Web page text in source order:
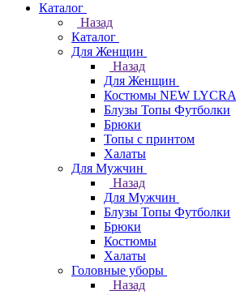
Каталог
Назад
Каталог
Для Женщин
Назад
Для Женщин
Костюмы NEW LYCRA
Блузы Топы Футболки
Брюки
Топы с принтом
Халаты
Для Мужчин
Назад
Для Мужчин
Блузы Топы Футболки
Брюки
Костюмы
Халаты
Головные уборы
Назад